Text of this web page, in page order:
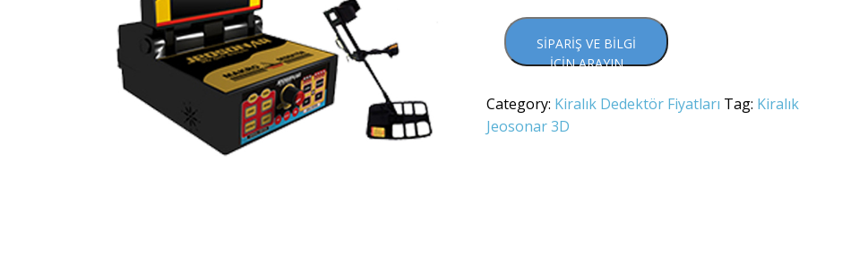
SIPARIŞ VE BILGI
İÇIN ARAYIN
Category: Kiralık Dedektör Fiyatları Tag: Kiralık
Jeosonar 3D